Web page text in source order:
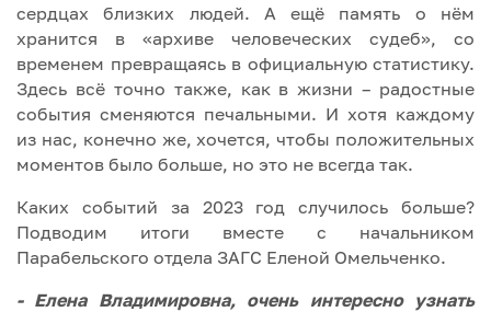
сердцах близких людей. А ещё память о нём
хранится в «архиве человеческих судеб», со
временем превращаясь в официальную статистику.
Здесь всё точно также, как в жизни – радостные
события сменяются печальными. И хотя каждому
из нас, конечно же, хочется, чтобы положительных
моментов было больше, но это не всегда так.
Каких событий за 2023 год случилось больше?
Подводим итоги вместе с начальником
Парабельского отдела ЗАГС Еленой Омельченко.
- Елена Владимировна, очень интересно узнать